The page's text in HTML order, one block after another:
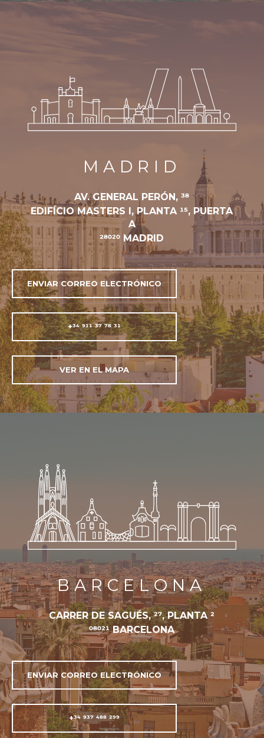
ENVIAR CORREO ELECTRÓNICO
+34 911 37 78 31
VER EN EL MAPA
MADRID
AV. GENERAL PERÓN, 38
EDIFÍCIO MASTERS I, PLANTA 15, PUERTA
A
28020 MADRID
ENVIAR CORREO ELECTRÓNICO
+34 937 488 299
BARCELONA
CARRER DE SAGUÉS, 27, PLANTA 2
08021 BARCELONA